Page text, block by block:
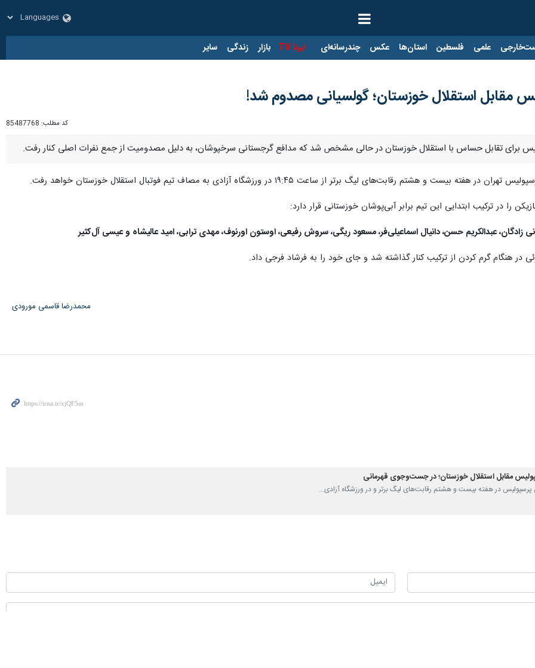
علمی فلسطین استان‌ها عکس چندرسانه‌ای ایرنا TV بازار زندگی سایر
مقابل استقلال خوزستان؛ گولسیانی مصدوم شد!
کد مطلب: 85487768
برای تقابل حساس با استقلال خوزستان در حالی مشخص شد که مدافع گرجستانی سرخپوشان، به دلیل مصدومیت از جمع نفرات اصلی کنار رفت.
در هفته بیست و هشتم رقابت‌های لیگ برتر از ساعت ۱۹:۴۵ در ورزشگاه آزادی به مصاف تیم فوتبال استقلال خوزستان خواهد رفت.
زادگان، عبدالکریم حسن، دانیال اسماعیلی‌فر، مسعود ریگی، سروش رفیعی، اوستون اورنوف، مهدی ترابی، امید عالیشاه و عیسی آل‌کثیر
در هنگام گرم کردن از ترکیب کنار گذاشته شد و جای خود را به فرشاد فرجی داد.
محمدرضا قاسمی مورودی
مقابل استقلال خوزستان؛ در جست‌وجوی قهرمانی
پرسپولیس در هفته بیست و هشتم رقابت‌های لیگ برتر و در ورزشگاه آزادی…